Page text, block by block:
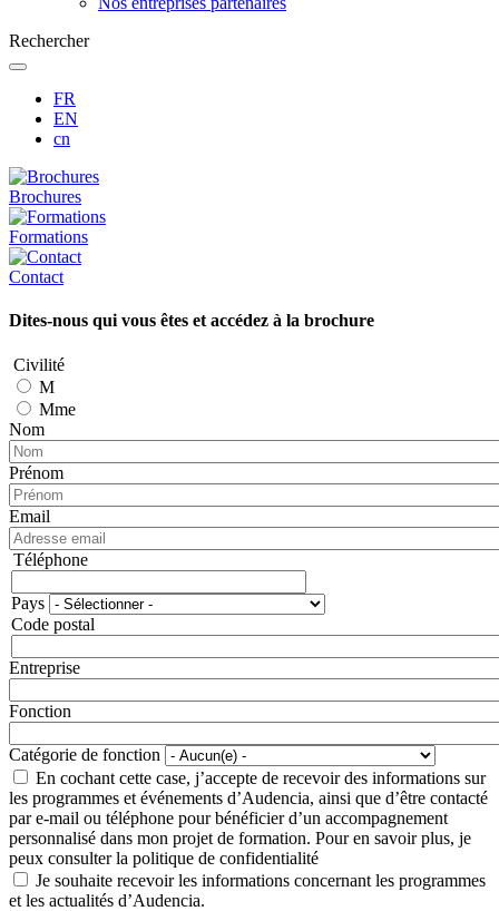
Rechercher
FR
EN
cn
Brochures
Formations
Contact
Dites-nous qui vous êtes et accédez à la brochure
Civilité
M
Mme
Nom
Prénom
Email
Téléphone
Adresse
Pays
Code postal
Entreprise
Fonction
Catégorie de fonction
En cochant cette case, j’accepte de recevoir des informations sur
les programmes et événements d’Audencia, ainsi que d’être contacté
par e-mail ou téléphone pour bénéficier d’un accompagnement
personnalisé dans mon projet de formation. Pour en savoir plus, je
peux consulter la politique de confidentialité
Je souhaite recevoir les informations concernant les programmes
et les actualités d’Audencia.